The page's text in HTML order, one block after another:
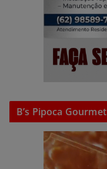
B’s Pipoca Gourmet